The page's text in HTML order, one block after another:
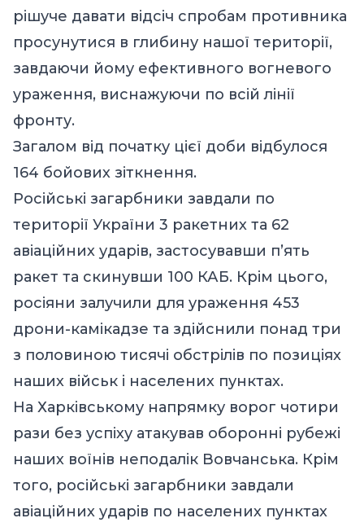
рішуче давати відсіч спробам противника
просунутися в глибину нашої території,
завдаючи йому ефективного вогневого
ураження, виснажуючи по всій лінії
фронту.
Загалом від початку цієї доби відбулося
164 бойових зіткнення.
Російські загарбники завдали по
території України 3 ракетних та 62
авіаційних ударів, застосувавши п’ять
ракет та скинувши 100 КАБ. Крім цього,
росіяни залучили для ураження 453
дрони-камікадзе та здійснили понад три
з половиною тисячі обстрілів по позиціях
наших військ і населених пунктах.
На Харківському напрямку ворог чотири
рази без успіху атакував оборонні рубежі
наших воїнів неподалік Вовчанська. Крім
того, російські загарбники завдали
авіаційних ударів по населених пунктах